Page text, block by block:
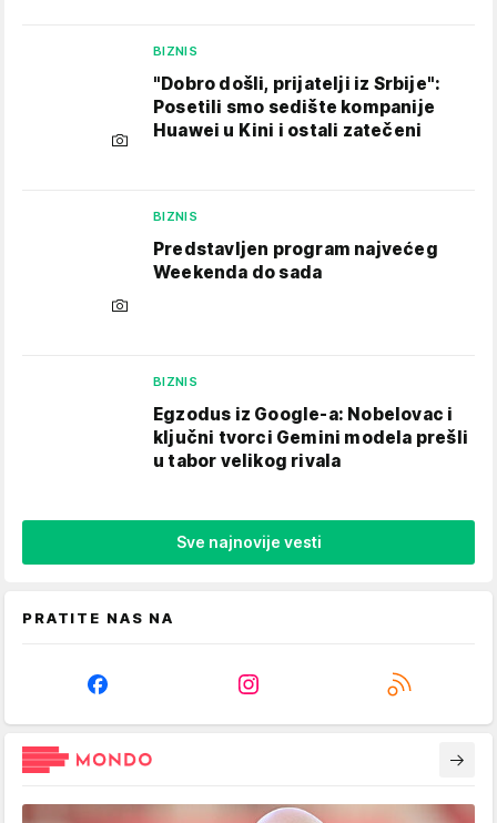
BIZNIS
"Dobro došli, prijatelji iz Srbije":
Posetili smo sedište kompanije
Huawei u Kini i ostali zatečeni
BIZNIS
Predstavljen program najvećeg
Weekenda do sada
BIZNIS
Egzodus iz Google-a: Nobelovac i
ključni tvorci Gemini modela prešli
u tabor velikog rivala
Sve najnovije vesti
PRATITE NAS NA